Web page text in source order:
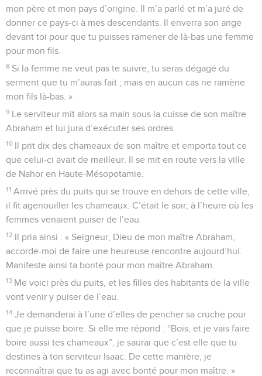
mon père et mon pays d’origine. Il m’a parlé et m’a juré de
donner ce pays-ci à mes descendants. Il enverra son ange
devant toi pour que tu puisses ramener de là-bas une femme
pour mon fils.
8 Si la femme ne veut pas te suivre, tu seras dégagé du
serment que tu m’auras fait ; mais en aucun cas ne ramène
mon fils là-bas. »
9 Le serviteur mit alors sa main sous la cuisse de son maître
Abraham et lui jura d’exécuter ses ordres.
10 Il prit dix des chameaux de son maître et emporta tout ce
que celui-ci avait de meilleur. Il se mit en route vers la ville
de Nahor en Haute-Mésopotamie.
11 Arrivé près du puits qui se trouve en dehors de cette ville,
il fit agenouiller les chameaux. C’était le soir, à l’heure où les
femmes venaient puiser de l’eau.
12 Il pria ainsi : « Seigneur, Dieu de mon maître Abraham,
accorde-moi de faire une heureuse rencontre aujourd’hui.
Manifeste ainsi ta bonté pour mon maître Abraham.
13 Me voici près du puits, et les filles des habitants de la ville
vont venir y puiser de l’eau.
14 Je demanderai à l’une d’elles de pencher sa cruche pour
que je puisse boire. Si elle me répond : “Bois, et je vais faire
boire aussi tes chameaux”, je saurai que c’est elle que tu
destines à ton serviteur Isaac. De cette manière, je
reconnaîtrai que tu as agi avec bonté pour mon maître. »